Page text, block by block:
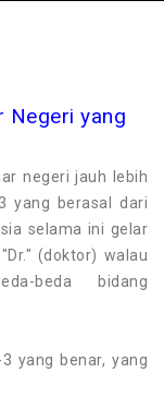
Negeri yang
negeri jauh lebih
yang berasal dari
selama ini gelar
(doktor) walau
beda bidang
yang benar, yang